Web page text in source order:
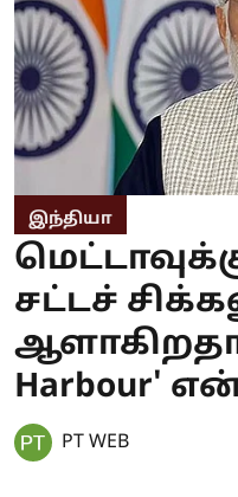
இந்தியா
சட்டச்
ஆளாகிறதா
Harbour'
PT WEB